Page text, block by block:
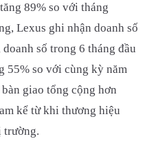
89% so với tháng
Lexus ghi nhận doanh số
số trong 6 tháng đầu
55% so với cùng kỳ năm
giao tổng cộng hơn
kể từ khi thương hiệu
trường.